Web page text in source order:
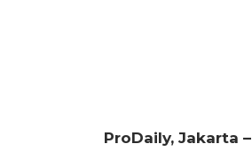
ProDaily, Jakarta –